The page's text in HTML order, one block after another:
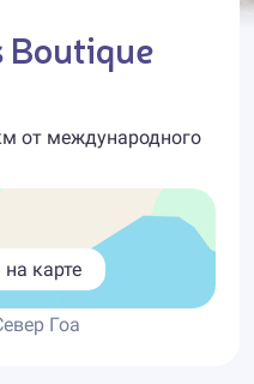
Boutique
от международного
карте
Гоа